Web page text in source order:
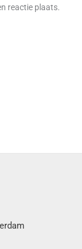
reactie plaats.